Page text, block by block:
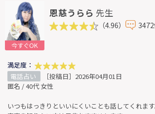
今すぐOK
恩慈うらら 先生
（4.96）
満足度：
電話占い
［投稿日］2026年04月01日
匿名 / 40代 女性
いつもはっきりといいにくいことも話してくれま